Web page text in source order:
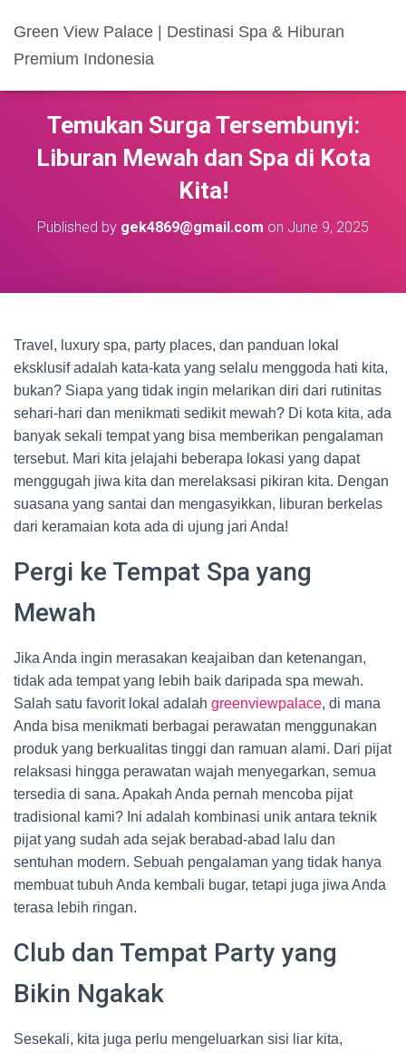
Green View Palace | Destinasi Spa & Hiburan
Premium Indonesia
Temukan Surga Tersembunyi:
Liburan Mewah dan Spa di Kota
Kita!
Published by gek4869@gmail.com on June 9, 2025
Travel, luxury spa, party places, dan panduan lokal
eksklusif adalah kata-kata yang selalu menggoda hati kita,
bukan? Siapa yang tidak ingin melarikan diri dari rutinitas
sehari-hari dan menikmati sedikit mewah? Di kota kita, ada
banyak sekali tempat yang bisa memberikan pengalaman
tersebut. Mari kita jelajahi beberapa lokasi yang dapat
menggugah jiwa kita dan merelaksasi pikiran kita. Dengan
suasana yang santai dan mengasyikkan, liburan berkelas
dari keramaian kota ada di ujung jari Anda!
Pergi ke Tempat Spa yang
Mewah
Jika Anda ingin merasakan keajaiban dan ketenangan,
tidak ada tempat yang lebih baik daripada spa mewah.
Salah satu favorit lokal adalah greenviewpalace, di mana
Anda bisa menikmati berbagai perawatan menggunakan
produk yang berkualitas tinggi dan ramuan alami. Dari pijat
relaksasi hingga perawatan wajah menyegarkan, semua
tersedia di sana. Apakah Anda pernah mencoba pijat
tradisional kami? Ini adalah kombinasi unik antara teknik
pijat yang sudah ada sejak berabad-abad lalu dan
sentuhan modern. Sebuah pengalaman yang tidak hanya
membuat tubuh Anda kembali bugar, tetapi juga jiwa Anda
terasa lebih ringan.
Club dan Tempat Party yang
Bikin Ngakak
Sesekali, kita juga perlu mengeluarkan sisi liar kita,